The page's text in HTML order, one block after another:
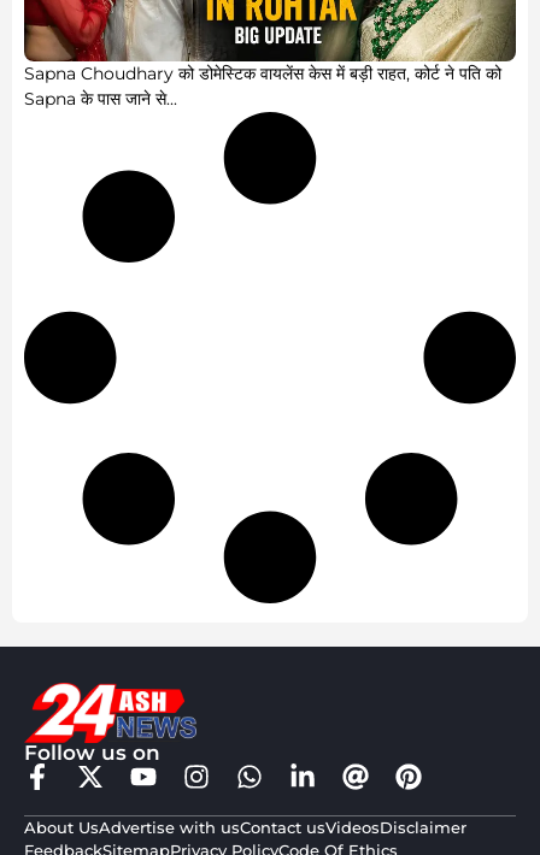
Sapna Choudhary को डोमेस्टिक वायलेंस केस में बड़ी राहत, कोर्ट ने पति को
Sapna के पास जाने से...
Follow us on
About UsAdvertise with usContact usVideosDisclaimer
FeedbackSitemapPrivacy PolicyCode Of Ethics